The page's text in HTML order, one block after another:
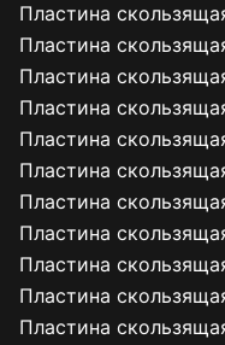
Пластина
Пластина
Пластина
Пластина
Пластина
Пластина
Пластина
Пластина
Пластина
Пластина
Пластина